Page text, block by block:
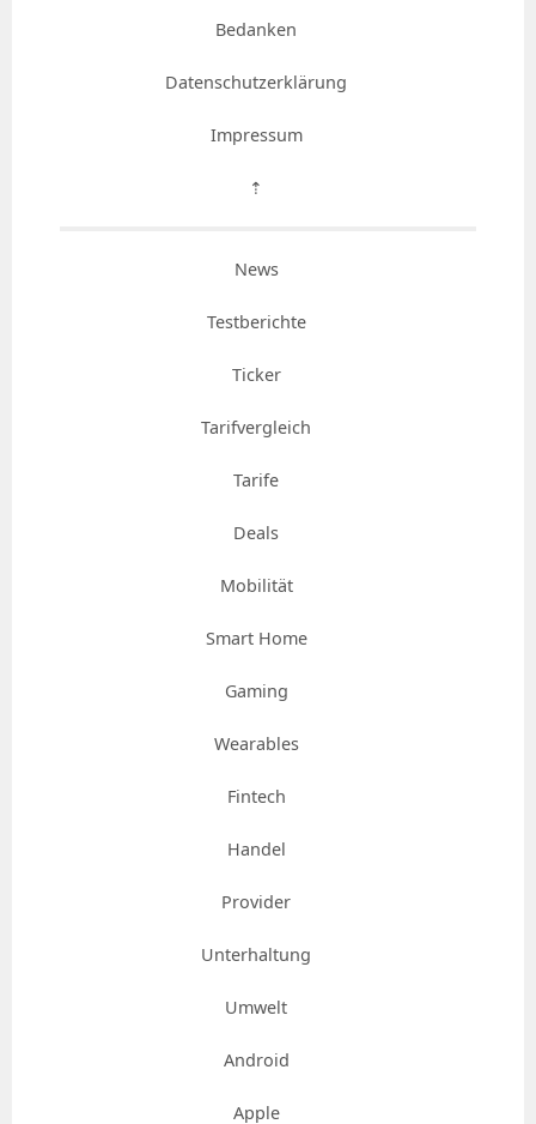
Bedanken
Datenschutzerklärung
Impressum
⇡
News
Testberichte
Ticker
Tarifvergleich
Tarife
Deals
Mobilität
Smart Home
Gaming
Wearables
Fintech
Handel
Provider
Unterhaltung
Umwelt
Android
Apple